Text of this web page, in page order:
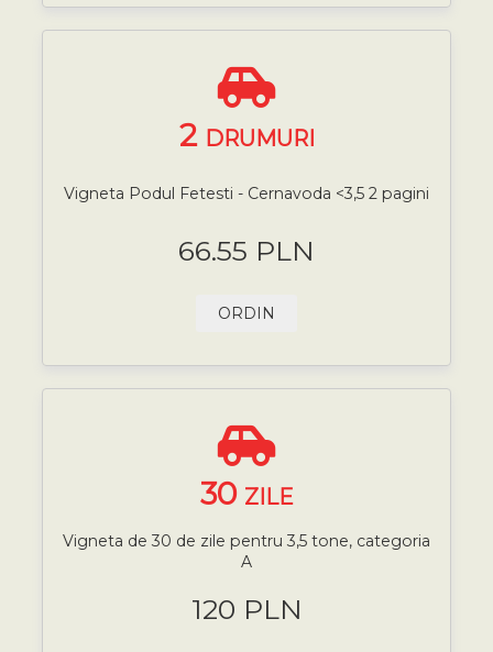
2 DRUMURI
Vigneta Podul Fetesti - Cernavoda <3,5 2 pagini
66.55 PLN
ORDIN
30 ZILE
Vigneta de 30 de zile pentru 3,5 tone, categoria
A
120 PLN